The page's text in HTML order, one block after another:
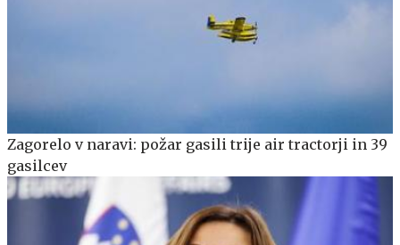
Zagorelo v naravi: požar gasili trije air tractorji in 39
gasilcev